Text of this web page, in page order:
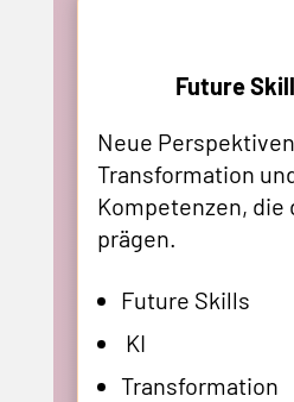
Future
Neue
Transformation
Kompetenzen, die
prägen.
Future Skills
KI
Transformation